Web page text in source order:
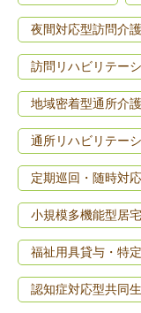
夜間対応型訪問介護
訪問リハビリテー
地域密着型通所介護
通所リハビリテー
定期巡回・随時対
小規模多機能型居
福祉用具貸与・特
認知症対応型共同